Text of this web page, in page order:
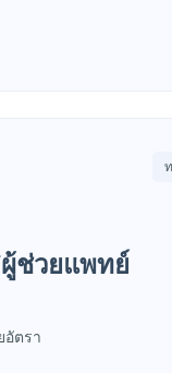
ช่วยแพทย์
อัตรา